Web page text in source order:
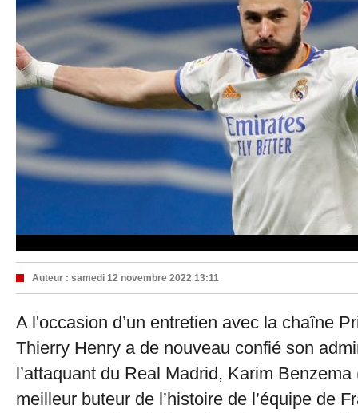
Auteur : samedi 12 novembre 2022 13:11
A l'occasion d’un entretien avec la chaîne
Thierry Henry a de nouveau confié son
l’attaquant du Real Madrid, Karim
meilleur buteur de l’histoire de l’équipe de